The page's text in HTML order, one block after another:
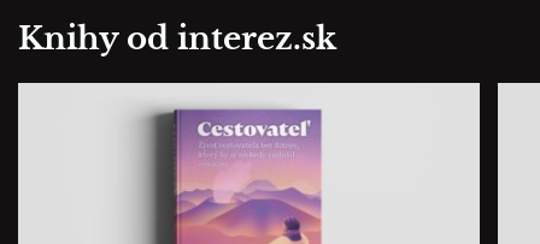
Knihy od interez.sk